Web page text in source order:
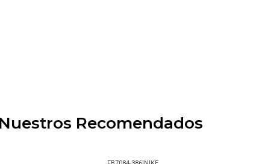
Nuestros Recomendados